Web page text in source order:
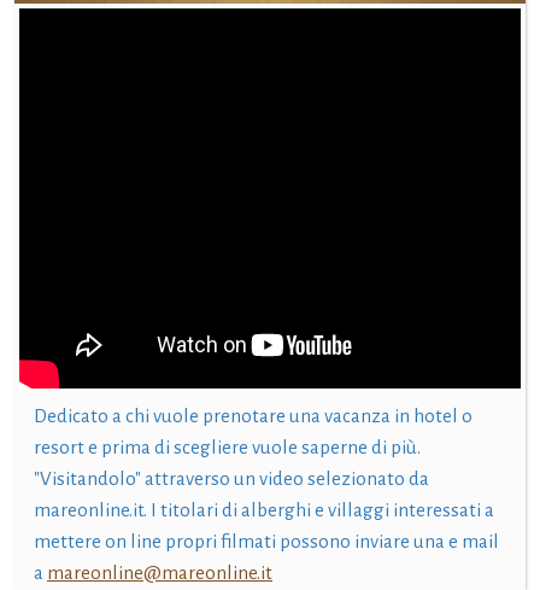
Dedicato a chi vuole prenotare una vacanza in hotel o
resort e prima di scegliere vuole saperne di più.
"Visitandolo" attraverso un video selezionato da
mareonline.it. I titolari di alberghi e villaggi interessati a
mettere on line propri filmati possono inviare una e mail
a mareonline@mareonline.it